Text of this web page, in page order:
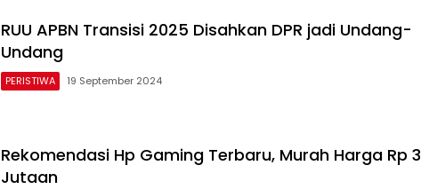
RUU APBN Transisi 2025 Disahkan DPR jadi Undang-
Undang
PERISTIWA 19 September 2024
Rekomendasi Hp Gaming Terbaru, Murah Harga Rp 3
Jutaan